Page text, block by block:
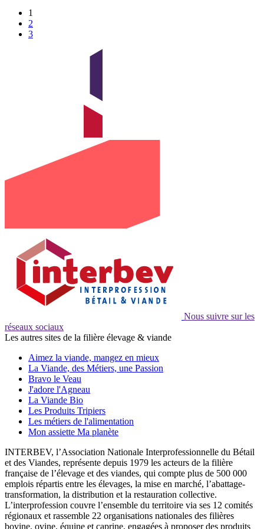
1
2
3
Nous suivre sur les
réseaux sociaux
Les autres sites de la filière élevage & viande
Aimez la viande, mangez en mieux
La Viande, des Métiers, une Passion
Bravo le Veau
J'adore l'Agneau
La Viande Bio
Les Produits Tripiers
Les métiers de l'alimentation
Mon assiette Ma planète
INTERBEV, l’Association Nationale Interprofessionnelle du Bétail
et des Viandes, représente depuis 1979 les acteurs de la filière
française de l’élevage et des viandes, qui compte plus de 500 000
emplois répartis entre les élevages, la mise en marché, l’abattage-
transformation, la distribution et la restauration collective.
L’interprofession couvre l’ensemble du territoire via ses 12 comités
régionaux et rassemble 22 organisations nationales des filières
bovine, ovine, équine et caprine, engagées à proposer des produits